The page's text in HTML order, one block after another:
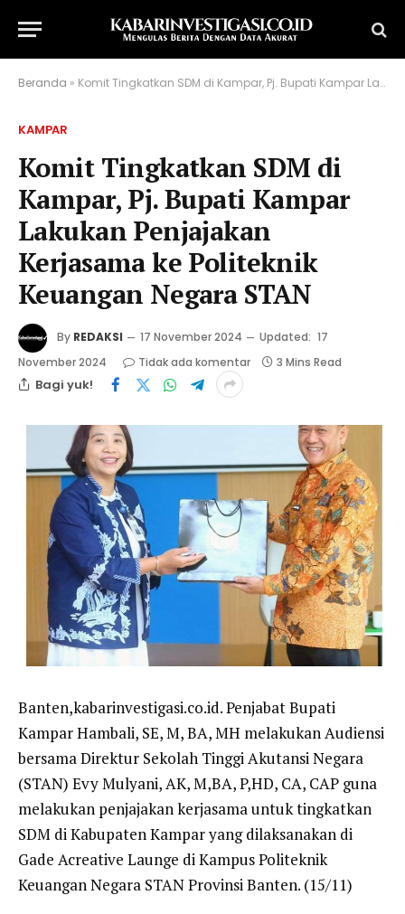
Beranda » Komit Tingkatkan SDM di Kampar, Pj. Bupati Kampar Lakukan Penjajakan Kerjasama ke Politeknik Keuangan Negara STAN
KAMPAR
Komit Tingkatkan SDM di
Kampar, Pj. Bupati Kampar
Lakukan Penjajakan
Kerjasama ke Politeknik
Keuangan Negara STAN
By REDAKSI 17 November 2024 Updated: 17
November 2024
Tidak ada komentar 3 Mins Read
Bagi yuk!
Banten,kabarinvestigasi.co.id. Penjabat Bupati
Kampar Hambali, SE, M, BA, MH melakukan Audiensi
bersama Direktur Sekolah Tinggi Akutansi Negara
(STAN) Evy Mulyani, AK, M,BA, P,HD, CA, CAP guna
melakukan penjajakan kerjasama untuk tingkatkan
SDM di Kabupaten Kampar yang dilaksanakan di
Gade Acreative Launge di Kampus Politeknik
Keuangan Negara STAN Provinsi Banten. (15/11)